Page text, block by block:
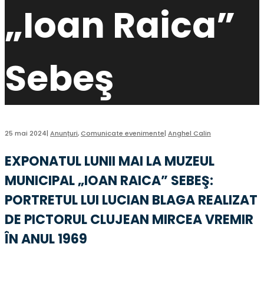
„Ioan Raica”
Sebeş
25 mai 2024| Anunțuri,Comunicate evenimente| Anghel Calin
EXPONATUL LUNII MAI LA MUZEUL
MUNICIPAL „IOAN RAICA” SEBEŞ:
PORTRETUL LUI LUCIAN BLAGA REALIZAT
DE PICTORUL CLUJEAN MIRCEA VREMIR
ÎN ANUL 1969